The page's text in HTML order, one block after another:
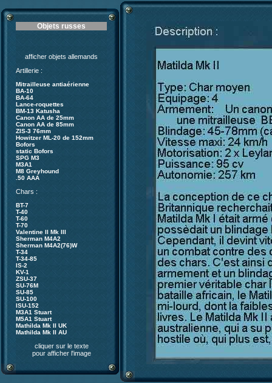
Objets russes
afficher objets allemands
Artillerie :
Mitrailleuse antiaérienne
BA-10
BA-64
Lance-roquettes
BM-13 Katusha
Canon AA de 25mm
Canon AA de 85mm
ZIS-3 76mm
Howitzer ML-20 de 152mm
Bofors
static Bofors
SPG M3
M3A1
M8 Greyhound
.50 AAA
Chars :
BT-7
T-40
T-60
T-70
Valentine II Mk III
Sherman M4A2
Sherman M4A2(76)W
T-34
T-34-85
IS-2
KV-1
ZSU-37
SU-76M
SU-85
SU-100
ISU-152
M3A1 Stuart
M5A1 Stuart
Mathilda Mk II UK
Mathilda Mk II AU
cliquer sur le texte
pour afficher l'image